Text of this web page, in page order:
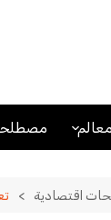
اقتصادية